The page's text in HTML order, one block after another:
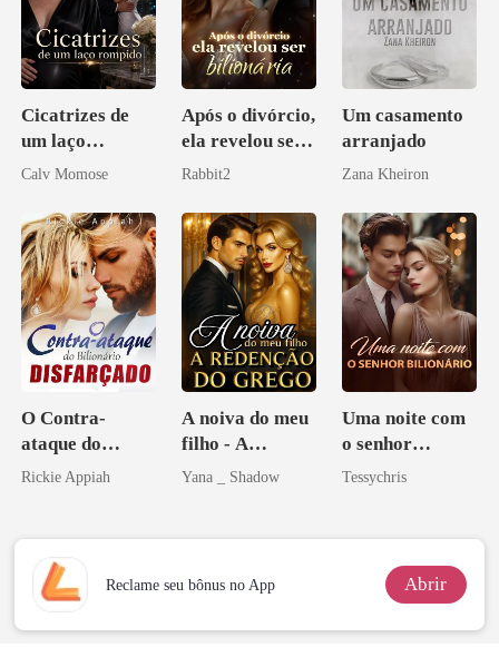
Cicatrizes de
um laço
rompido
Calv Momose
Após o divórcio,
ela revelou ser
bilionária
Rabbit2
Um casamento
arranjado
Zana Kheiron
O Contra-
ataque do
Bilionário
Rickie Appiah
A noiva do meu
filho - A
Redenção do
Yana _ Shadow
Uma noite com
o senhor
Bilionário
Tessychris
Reclame seu bônus no App Abrir